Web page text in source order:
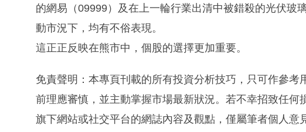
的網易（09999）及在上一輪行業出清中被錯殺的光伏玻
動市況下，均有不俗表現。
這正正反映在熊市中，個股的選擇更加重要。
免責聲明：本專頁刊載的所有投資分析技巧，只可作參考
前理應審慎，並主動掌握市場最新狀況。若不幸招致任何
旗下網站或社交平台的網誌內容及觀點，僅屬筆者個人